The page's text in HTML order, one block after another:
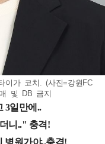
이가 코치. (사진=강원FC
및 DB 금지